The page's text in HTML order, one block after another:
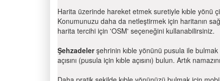
Harita üzerinde hareket etmek suretiyle kıble yönü
Konumunuzu daha da netleştirmek için haritanın
harita tercihi için 'OSM' seçeneğini kullanabilirsiniz.
Şehzadelerşehrinin kıble yönünü pusula ile
açısını (pusula için kıble açısını) bulun. Artık